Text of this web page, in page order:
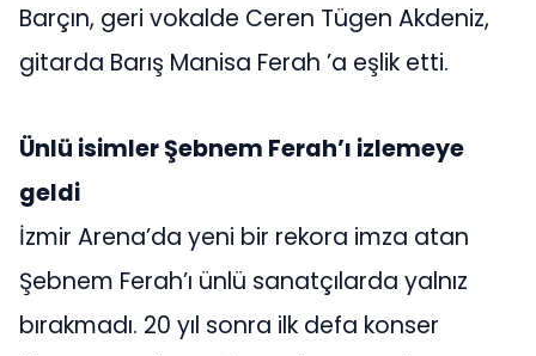
Barçın, geri vokalde Ceren Tügen Akdeniz,
gitarda Barış Manisa Ferah ’a eşlik etti.
Ünlü isimler Şebnem Ferah’ı izlemeye
geldi
İzmir Arena’da yeni bir rekora imza atan
Şebnem Ferah’ı ünlü sanatçılarda yalnız
bırakmadı. 20 yıl sonra ilk defa konser